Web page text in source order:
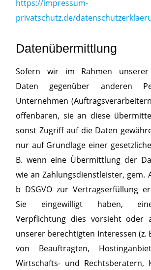
https://impressum-
privatschutz.de/
Datenübermittlung
Sofern wir im Rahmen unserer
Daten gegenüber anderen
Unternehmen
offenbaren, sie an diese
sonst Zugriff auf die Daten
nur auf Grundlage einer
B. wenn eine Übermittlung der
wie an Zahlungsdienstleister, gem.
b DSGVO zur Vertragserfüllung
Sie eingewilligt haben,
Verpflichtung dies vorsieht oder
unserer berechtigten Interessen (z.
von Beauftragten,
Wirtschafts- und Rechtsberatern,